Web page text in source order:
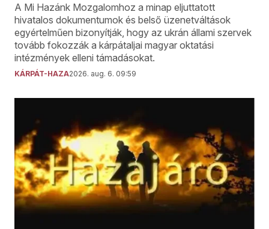
A Mi Hazánk Mozgalomhoz a minap eljuttatott
hivatalos dokumentumok és belső üzenetváltások
egyértelműen bizonyítják, hogy az ukrán állami szervek
tovább fokozzák a kárpátaljai magyar oktatási
intézmények elleni támadásokat.
KÁRPÁT-HAZA2026. aug. 6. 09:59